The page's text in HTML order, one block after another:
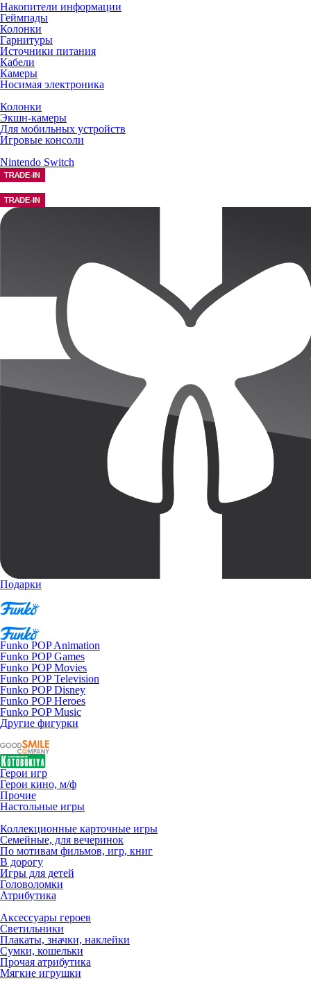
Накопители информации
Геймпады
Колонки
Гарнитуры
Источники питания
Кабели
Камеры
Носимая электроника
Колонки
Экшн-камеры
Для мобильных устройств
Игровые консоли
Nintendo Switch
Подарки
Funko POP Animation
Funko POP Games
Funko POP Movies
Funko POP Television
Funko POP Disney
Funko POP Heroes
Funko POP Music
Другие фигурки
Герои игр
Герои кино, м/ф
Прочие
Настольные игры
Коллекционные карточные игры
Семейные, для вечеринок
По мотивам фильмов, игр, книг
В дорогу
Игры для детей
Головоломки
Атрибутика
Аксессуары героев
Светильники
Плакаты, значки, наклейки
Сумки, кошельки
Прочая атрибутика
Мягкие игрушки